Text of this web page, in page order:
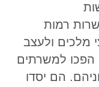
רמות
מלכים ולעצב
הפכו למשרתים
הם יסדו